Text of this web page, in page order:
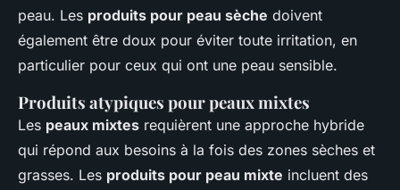
peau. Les produits pour peau sèche doivent
également être doux pour éviter toute irritation, en
particulier pour ceux qui ont une peau sensible.
Produits atypiques pour peaux mixtes
Les peaux mixtes requièrent une approche hybride
qui répond aux besoins à la fois des zones sèches et
grasses. Les produits pour peau mixte incluent des